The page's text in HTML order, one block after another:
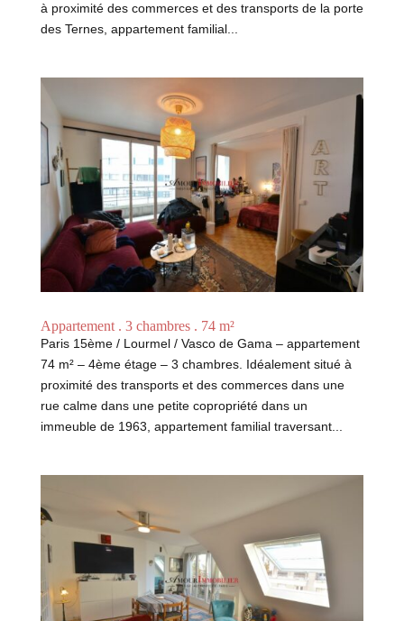
à proximité des commerces et des transports de la porte
des Ternes, appartement familial...
Appartement . 3 chambres . 74 m²
Paris 15ème / Lourmel / Vasco de Gama – appartement
74 m² – 4ème étage – 3 chambres. Idéalement situé à
proximité des transports et des commerces dans une
rue calme dans une petite copropriété dans un
immeuble de 1963, appartement familial traversant...